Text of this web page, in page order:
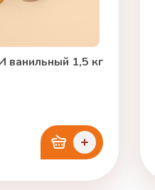
1,5 кг